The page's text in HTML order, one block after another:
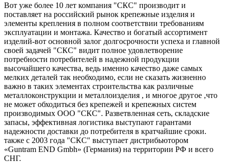
Вот уже более 10 лет компания "СКС" производит и
поставляет на российский рынок крепежные изделия и
элементы крепления в полном соответствии требованиям
эксплуатации и монтажа. Качество и богатый ассортимент
изделий-вот основной залог долгосрочности успеха и главной
своей задачей "СКС" видит полное удовлетворение
потребности потребителей в надежной продукции
высочайшего качества, ведь именно качество даже самых
мелких деталей так необходимо, если не сказать жизненно
важно в таких элементах строительства как различные
металлоконструкции и металлоизделия , и многое другое ,что
не может обходиться без крепежей и крепежных систем
производимых ООО "СКС". Разветвленная сеть, складские
запасы, эффективная логистика выступают гарантами
надежности доставки до потребителя в кратчайшие сроки.
также с 2003 года "СКС" выступает дистрибьютором
«Guntram END Gmbh» (Германия) на территории РФ и всего
СНГ.